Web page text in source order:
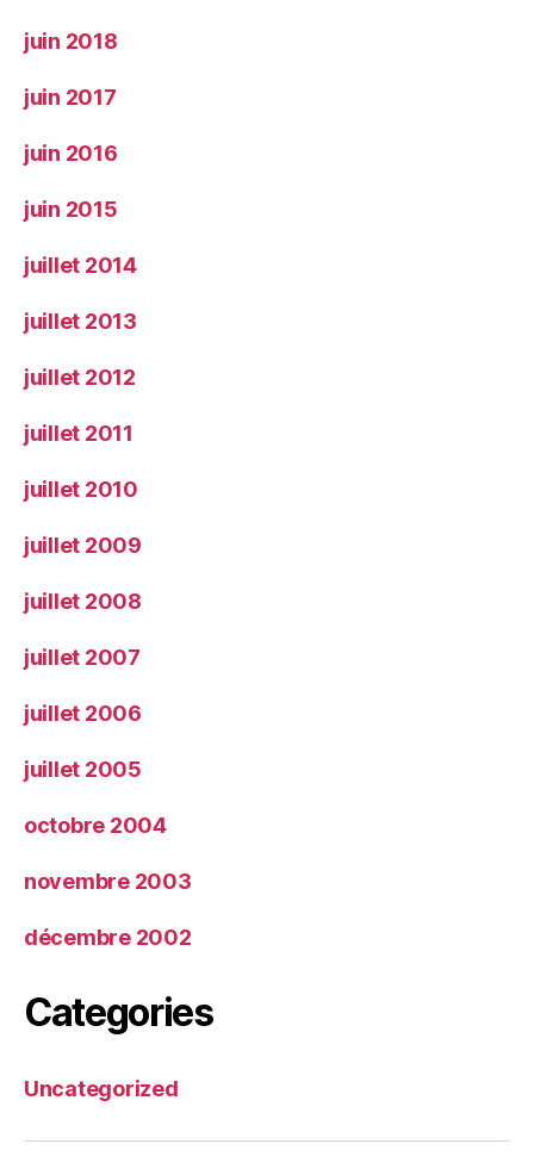
juin 2018
juin 2017
juin 2016
juin 2015
juillet 2014
juillet 2013
juillet 2012
juillet 2011
juillet 2010
juillet 2009
juillet 2008
juillet 2007
juillet 2006
juillet 2005
octobre 2004
novembre 2003
décembre 2002
Categories
Uncategorized